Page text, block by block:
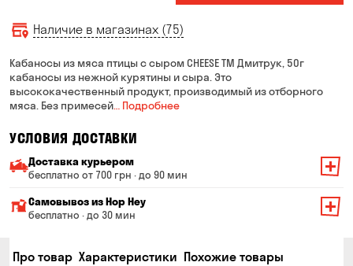
Наличие в магазинах (75)
Кабаносы из мяса птицы с сыром CHEESE ТМ Дмитрук, 50г
кабаносы из нежной курятины и сыра. Это
высококачественный продукт, производимый из отборного
мяса. Без примесей… Подробнее
УСЛОВИЯ ДОСТАВКИ
Доставка курьером
бесплатно от 700 грн · до 90 мин
Минимальная сумма всего заказа — 200 грн
Стоимость доставки зависит от суммы всего заказа:
Самовывоз из Hop Hey
бесплатно · до 30 мин
Время сборки заказа — до 30 мин
Про товар Характеристики Похожие товары